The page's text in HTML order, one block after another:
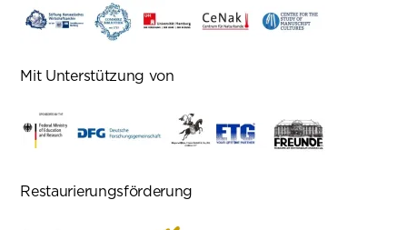
Mit Unterstützung von
Restaurierungsförderung